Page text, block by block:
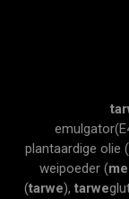
plantaardige olie
weipoeder (
(tarwe), tarwe